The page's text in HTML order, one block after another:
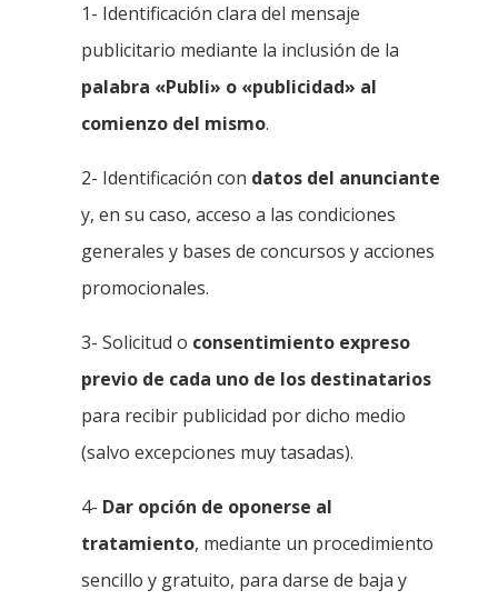
1- Identificación clara del mensaje
publicitario mediante la inclusión de la
palabra «Publi» o «publicidad» al
comienzo del mismo.
2- Identificación con datos del anunciante
y, en su caso, acceso a las condiciones
generales y bases de concursos y acciones
promocionales.
3- Solicitud o consentimiento expreso
previo de cada uno de los destinatarios
para recibir publicidad por dicho medio
(salvo excepciones muy tasadas).
4- Dar opción de oponerse al
tratamiento, mediante un procedimiento
sencillo y gratuito, para darse de baja y